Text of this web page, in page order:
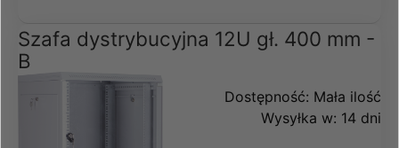
Szafa dystrybucyjna 12U gł. 400 mm -
B
Dostępność: Mała ilość
Wysyłka w: 14 dni